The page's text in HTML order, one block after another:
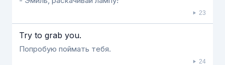
23
Try to grab you.
Попробую поймать тебя.
24